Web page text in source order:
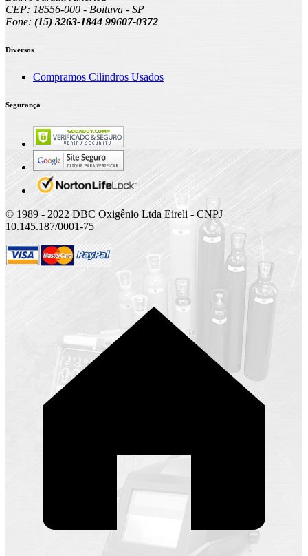
CEP: 18556-000 - Boituva - SP
Fone: (15) 3263-1844 99607-0372
Diversos
Compramos Cilindros Usados
Segurança
© 1989 - 2022 DBC Oxigênio Ltda Eireli - CNPJ
10.145.187/0001-75